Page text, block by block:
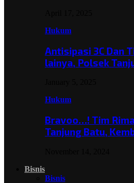
Hukum
Antisipasi 3C Dan
lainya, Polsek
Hukum
Bravoo…! Tim
Tanjung Batu,
Bisnis
Bisnis